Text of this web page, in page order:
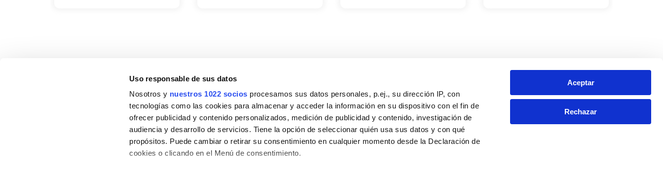
Uso responsable de sus datos
Nosotros y nuestros 1022 socios procesamos sus datos personales, p.ej., su dirección IP, con
tecnologías como las cookies para almacenar y acceder la información en su dispositivo con el fin de
ofrecer publicidad y contenido personalizados, medición de publicidad y contenido, investigación de
audiencia y desarrollo de servicios. Tiene la opción de seleccionar quién usa sus datos y con qué
propósitos. Puede cambiar o retirar su consentimiento en cualquier momento desde la Declaración de
cookies o clicando en el Menú de consentimiento.
Aceptar
Rechazar
ALEX
Acerca de nosotros
Sustentabilidad
ALEX Ama la madera
Productos
Pisos madera
Pisos laminados